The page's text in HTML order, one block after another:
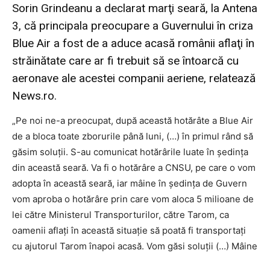
Sorin Grindeanu a declarat marţi seară, la Antena
3, că principala preocupare a Guvernului în criza
Blue Air a fost de a aduce acasă românii aflaţi în
străinătate care ar fi trebuit să se întoarcă cu
aeronave ale acestei companii aeriene, relatează
News.ro.
„Pe noi ne-a preocupat, după această hotărâte a Blue Air
de a bloca toate zborurile până luni, (…) în primul rând să
găsim soluţii. S-au comunicat hotărârile luate în şedinţa
din această seară. Va fi o hotărâre a CNSU, pe care o vom
adopta în această seară, iar mâine în şedinţa de Guvern
vom aproba o hotărâre prin care vom aloca 5 milioane de
lei către Ministerul Transporturilor, către Tarom, ca
oamenii aflaţi în această situaţie să poată fi transportaţi
cu ajutorul Tarom înapoi acasă. Vom găsi soluţii (…) Mâine